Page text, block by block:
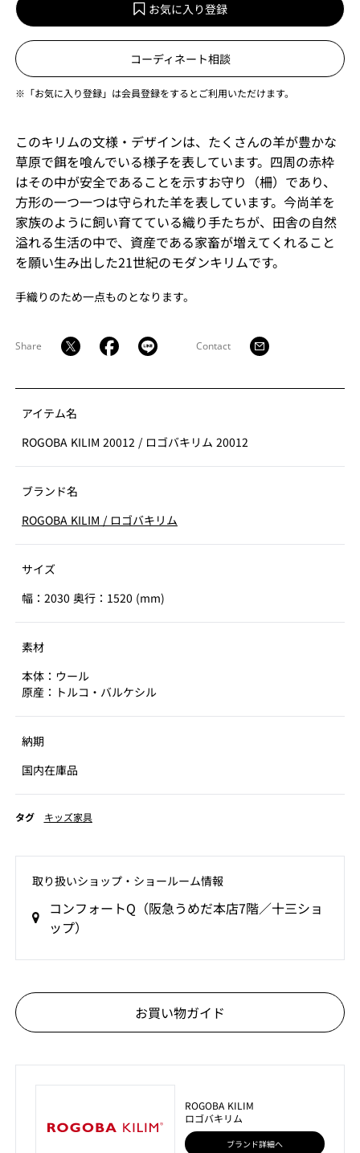
お気に入り登録
コーディネート相談
※「お気に入り登録」は会員登録をするとご利用いただけます。
このキリムの文様・デザインは、たくさんの羊が豊かな
草原で餌を喰んでいる様子を表しています。四周の赤枠
はその中が安全であることを示すお守り（柵）であり、
方形の一つ一つは守られた羊を表しています。今尚羊を
家族のように飼い育てている織り手たちが、田舎の自然
溢れる生活の中で、資産である家畜が増えてくれること
を願い生み出した21世紀のモダンキリムです。
手織りのため一点ものとなります。
Share Contact
アイテム名
ROGOBA KILIM 20012 / ロゴバキリム 20012
ブランド名
ROGOBA KILIM / ロゴバキリム
サイズ
幅：2030 奥行：1520 (mm)
素材
本体：ウール
原産：トルコ・バルケシル
納期
国内在庫品
タグ キッズ家具
取り扱いショップ‧ショールーム情報
コンフォートQ（阪急うめだ本店7階／十三ショ
ップ）
お買い物ガイド
ROGOBA KILIM
ロゴバキリム
ブランド詳細へ